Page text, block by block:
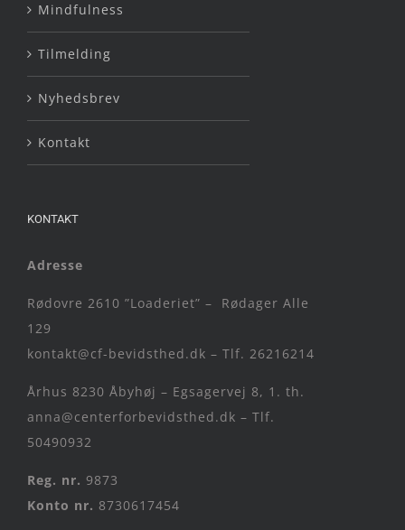
Mindfulness
Tilmelding
Nyhedsbrev
Kontakt
KONTAKT
Adresse
Rødovre 2610 ”Loaderiet” – Rødager Alle
129
kontakt@cf-bevidsthed.dk – Tlf. 26216214
Århus 8230 Åbyhøj – Egsagervej 8, 1. th.
anna@centerforbevidsthed.dk – Tlf.
50490932
Reg. nr. 9873
Konto nr. 8730617454